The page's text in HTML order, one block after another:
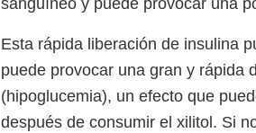
sanguíneo y puede provocar una
Esta rápida liberación de insulina
puede provocar una gran y rápida
(hipoglucemia), un efecto que
después de consumir el xilitol. Si